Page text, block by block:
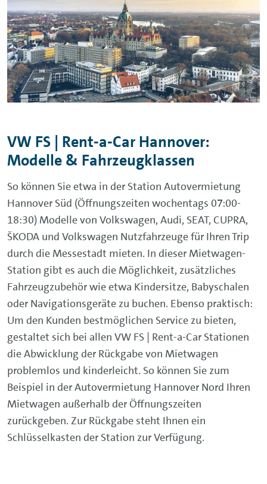
VW FS | Rent-a-Car Hannover:
Modelle & Fahrzeugklassen
So können Sie etwa in der Station Autovermietung
Hannover Süd (Öffnungszeiten wochentags 07:00-
18:30) Modelle von Volkswagen, Audi, SEAT, CUPRA,
ŠKODA und Volkswagen Nutzfahrzeuge für Ihren Trip
durch die Messestadt mieten. In dieser Mietwagen-
Station gibt es auch die Möglichkeit, zusätzliches
Fahrzeugzubehör wie etwa Kindersitze, Babyschalen
oder Navigationsgeräte zu buchen. Ebenso praktisch:
Um den Kunden bestmöglichen Service zu bieten,
gestaltet sich bei allen VW FS | Rent-a-Car Stationen
die Abwicklung der Rückgabe von Mietwagen
problemlos und kinderleicht. So können Sie zum
Beispiel in der Autovermietung Hannover Nord Ihren
Mietwagen außerhalb der Öffnungszeiten
zurückgeben. Zur Rückgabe steht Ihnen ein
Schlüsselkasten der Station zur Verfügung.